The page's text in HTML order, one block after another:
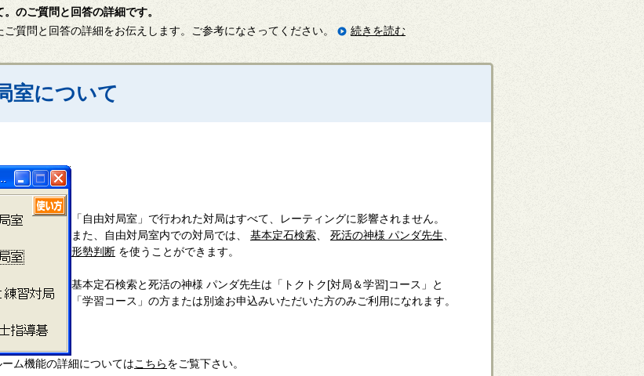
のご質問と回答の詳細です。
質問と回答の詳細をお伝えします。ご参考になさってください。
続きを読む
室について
「自由対局室」で行われた対局はすべて、レーティングに影響されません。
また、自由対局室内での対局では、 基本定石検索 死活の神様 パンダ先生
形勢判断 を使うことができます。
基本定石検索と死活の神様 パンダ先生は「トクトク[対局＆学習]コース」と
「学習コース」の方または別途お申込みいただいた方のみご利用になれます。
ム機能の詳細についてはこちらをご覧下さい。